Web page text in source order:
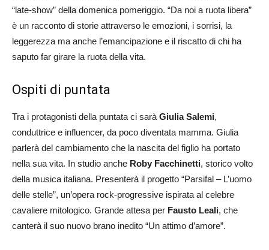
“late-show” della domenica pomeriggio. “Da noi a ruota libera”
è un racconto di storie attraverso le emozioni, i sorrisi, la
leggerezza ma anche l’emancipazione e il riscatto di chi ha
saputo far girare la ruota della vita.
Ospiti di puntata
Tra i protagonisti della puntata ci sarà Giulia Salemi,
conduttrice e influencer, da poco diventata mamma. Giulia
parlerà del cambiamento che la nascita del figlio ha portato
nella sua vita. In studio anche Roby Facchinetti, storico volto
della musica italiana. Presenterà il progetto “Parsifal – L’uomo
delle stelle”, un’opera rock-progressive ispirata al celebre
cavaliere mitologico. Grande attesa per Fausto Leali, che
canterà il suo nuovo brano inedito “Un attimo d’amore”.